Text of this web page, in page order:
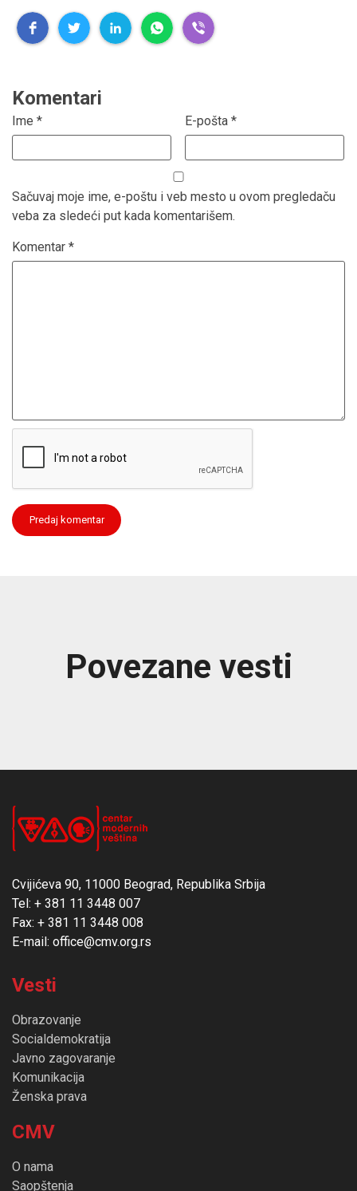
Komentari
Ime * E-pošta *
Sačuvaj moje ime, e-poštu i veb mesto u ovom pregledaču
veba za sledeći put kada komentarišem.
Komentar *
Povezane vesti
Cvijićeva 90, 11000 Beograd, Republika Srbija
Tel: + 381 11 3448 007
Fax: + 381 11 3448 008
E-mail: office@cmv.org.rs
Vesti
Obrazovanje
Socialdemokratija
Javno zagovaranje
Komunikacija
Ženska prava
CMV
O nama
Saopštenja